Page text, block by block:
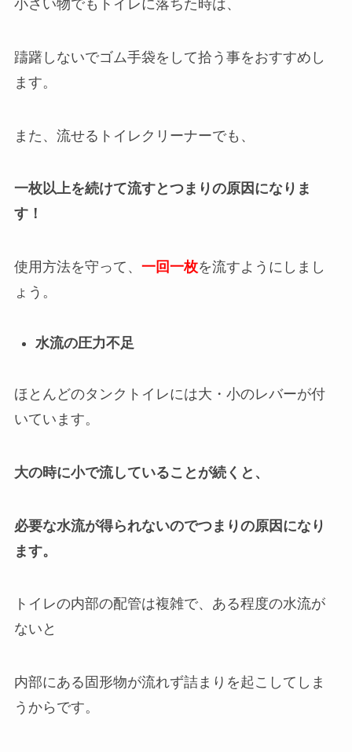
小さい物でもトイレに落ちた時は、
躊躇しないでゴム手袋をして拾う事をおすすめし
ます。
また、流せるトイレクリーナーでも、
一枚以上を続けて流すとつまりの原因になりま
す！
使用方法を守って、 一回一枚を流すようにしまし
ょう。
水流の圧力不足
ほとんどのタンクトイレには大・小のレバーが付
いています。
大の時に小で流していることが続くと、
必要な水流が得られないのでつまりの原因になり
ます。
トイレの内部の配管は複雑で、ある程度の水流が
ないと
内部にある固形物が流れず詰まりを起こしてしま
うからです。